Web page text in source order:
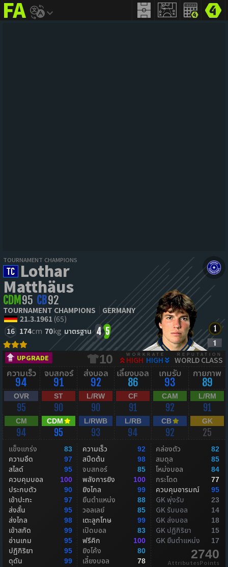
addict
TOURNAMENT CHAMPIONS
Lothar
Matthäus
CDM 95 CB92
TOURNAMENT CHAMPIONS
GERMANY
21.3.1961(65)
16 174cm 70kg มาตรฐาน 4 5
UPGRADE 10 WORKRATE
HIGH HIGH
REPUTATION
WORLD CLASS
ความเร็ว
94
จบสกอร์
91
ส่งบอล
92
เลี้ยงบอล
86
เกมรับ
93
กายภาพ
89
OVR
95
ST
90
L/RW
90
CF
91
CAM
92
L/RM
91
CM
94
CDM
95
L/RWB
93
L/RB
94
CB
92
GK
25
แข็งแกร่ง 83
ความอึด 97
สไลด์ 95
ควบคุมบอล 100
ประกบตัว 90
เข้าปะทะ 97
ส่งสั้น 95
ส่งไกล 98
เข้าสกัด 99
อ่านเกม 95
ปฏิกิริยา 95
ดุดัน 99
ความเร็ว 92
สปีดต้น 98
จบสกอร์ 85
พลังการยิง 100
ยิงไกล 99
ยืนตำแหน่ง 88
วอลเลย์ 85
เตะลูกโทษ 99
เปิดบอล 83
ฟรีคิก 100
ยิงโค้ง 80
เลี้ยงบอล 78
คล่องตัว 82
สมดุล 85
โหม่งบอล 84
กระโดด 77
ควบคุมอารมณ์ 95
GK พุ่งรับ 23
GK รับบอล 14
GK ส่งบอล 18
GK ปฏิกิริยา 15
GK ยืนตำแหน่ง 17
2740
AttributesPoints